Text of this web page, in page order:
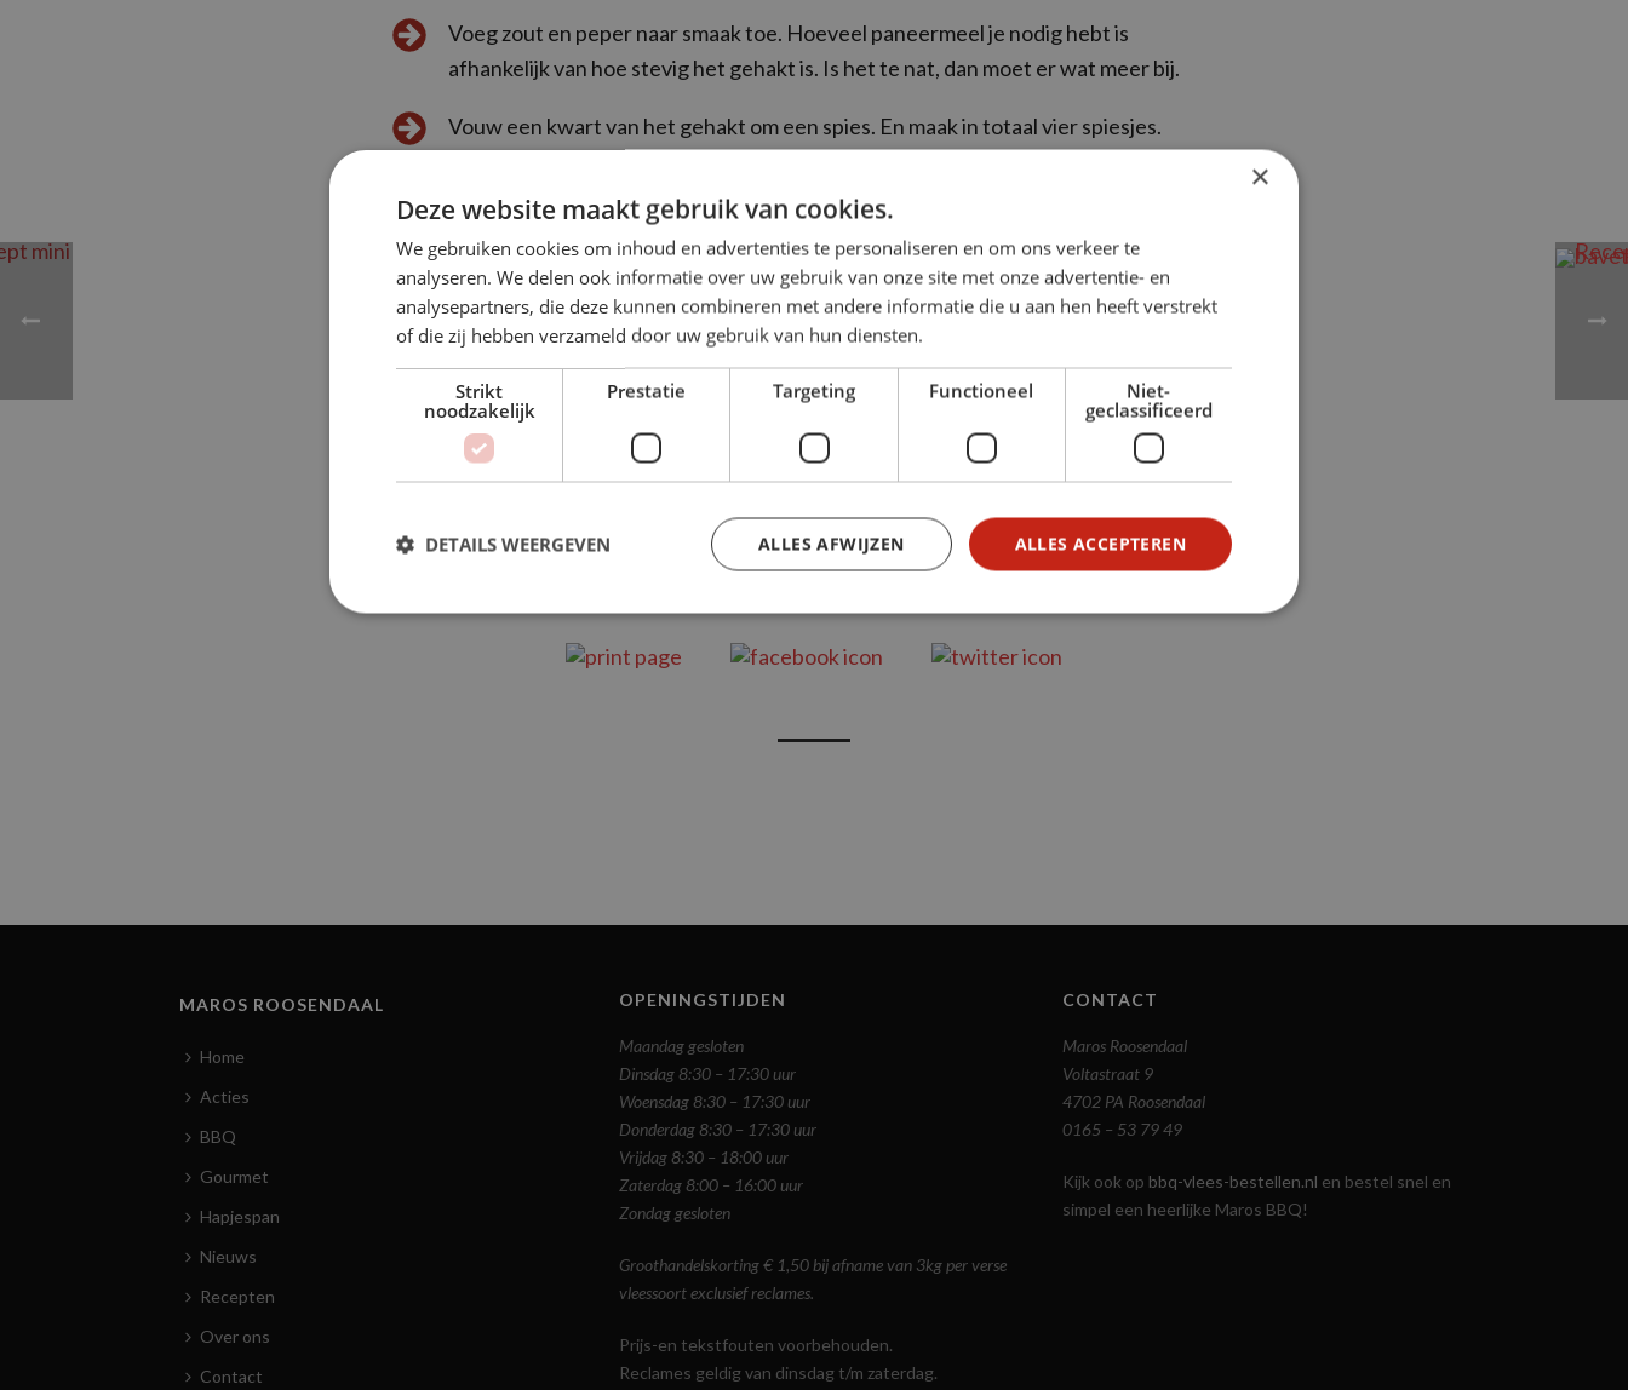
Voeg zout en peper naar smaak toe. Hoeveel paneermeel je nodig hebt is
afhankelijk van hoe stevig het gehakt is. Is het te nat, dan moet er wat meer bij.
Vouw een kwart van het gehakt om een spies. En maak in totaal vier spiesjes.
gehaktspies overal gelijkmatig gaart
Eet smakelijk!
Bron: Lekker en Simpel
BEKIJK ONZE ACTIES
MAROS ROOSENDAAL
Home
Acties
BBQ
Gourmet
Hapjespan
Nieuws
Recepten
Over ons
Contact
OPENINGSTIJDEN
Maandag gesloten
Dinsdag 8:30 – 17:30 uur
Woensdag 8:30 – 17:30 uur
Donderdag 8:30 – 17:30 uur
Vrijdag 8:30 – 18:00 uur
Zaterdag 8:00 – 16:00 uur
Zondag gesloten
Groothandelskorting € 1,50 bij afname van 3kg per verse
vleessoort exclusief reclames.
Prijs-en tekstfouten voorbehouden.
Reclames geldig van dinsdag t/m zaterdag.
CONTACT
Maros Roosendaal
Voltastraat 9
4702 PA Roosendaal
0165 – 53 79 49
Kijk ook op bbq-vlees-bestellen.nl en bestel snel en
simpel een heerlijke Maros BBQ!
×
Deze website maakt gebruik van cookies.
We gebruiken cookies om inhoud en advertenties te personaliseren en om ons verkeer te
analyseren. We delen ook informatie over uw gebruik van onze site met onze advertentie- en
analysepartners, die deze kunnen combineren met andere informatie die u aan hen heeft verstrekt
of die zij hebben verzameld door uw gebruik van hun diensten.
Strikt
noodzakelijk
Prestatie Targeting Functioneel
Niet-
geclassificeerd
ALLES ACCEPTEREN
ALLES AFWIJZEN
DETAILS WEERGEVEN